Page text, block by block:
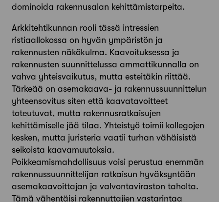
dominoida rakennusalan kehittämistarpeita.
Arkkitehtikunnan rooli tässä intressien
ristiaallokossa on hyvän ympäristön ja
rakennusten näkökulma. Kaavoituksessa ja
rakennusten suunnittelussa ammattikunnalla on
vahva yhteisvaikutus, mutta esteitäkin riittää.
Tärkeää on asemakaava- ja rakennussuunnittelun
yhteensovitus siten että kaavatavoitteet
toteutuvat, mutta rakennusratkaisujen
kehittämiselle jää tilaa. Yhteistyö toimii kollegojen
kesken, mutta juristeria vaatii turhan vähäisistä
seikoista kaavamuutoksia.
Poikkeamismahdollisuus voisi perustua enemmän
rakennussuunnittelijan ratkaisun hyväksyntään
asemakaavoittajan ja valvontaviraston taholta.
Tämä vähentäisi rakennuttajien vastarintaa